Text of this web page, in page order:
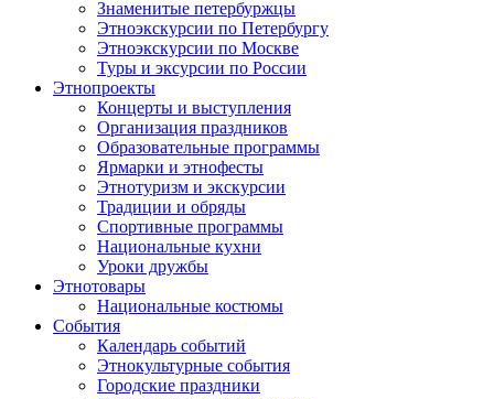
Знаменитые петербуржцы
Этноэкскурсии по Петербургу
Этноэкскурсии по Москве
Туры и эксурсии по России
Этнопроекты
Концерты и выступления
Организация праздников
Образовательные программы
Ярмарки и этнофесты
Этнотуризм и экскурсии
Традиции и обряды
Спортивные программы
Национальные кухни
Уроки дружбы
Этнотовары
Национальные костюмы
События
Календарь событий
Этнокультурные события
Городские праздники